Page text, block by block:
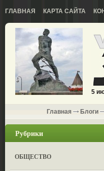
ГЛАВНАЯ КАРТА САЙТА
5
Главная Блоги
Рубрики
ОБЩЕСТВО